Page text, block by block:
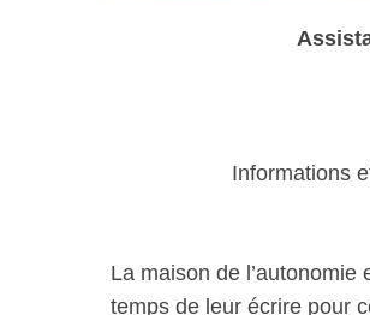
Informations
La maison de
temps de leur écrire pour